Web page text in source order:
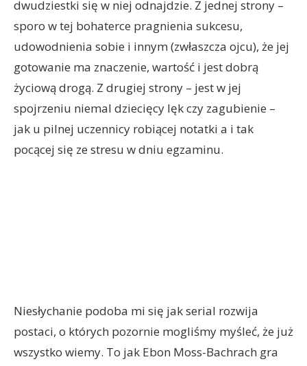
dwudziestki się w niej odnajdzie. Z jednej strony –
sporo w tej bohaterce pragnienia sukcesu,
udowodnienia sobie i innym (zwłaszcza ojcu), że jej
gotowanie ma znaczenie, wartość i jest dobrą
życiową drogą. Z drugiej strony – jest w jej
spojrzeniu niemal dziecięcy lęk czy zagubienie –
jak u pilnej uczennicy robiącej notatki a i tak
pocącej się ze stresu w dniu egzaminu.
Niesłychanie podoba mi się jak serial rozwija
postaci, o których pozornie mogliśmy myśleć, że już
wszystko wiemy. To jak Ebon Moss-Bachrach gra